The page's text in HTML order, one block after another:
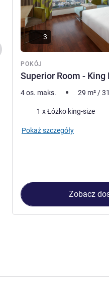
Poprzedni - Pokój
POKÓJ
Superior Room - King
3
4 os. maks. 29 m² /
Pościel1 x Łóżko king-size
Pokaż szczegóły
Zobacz